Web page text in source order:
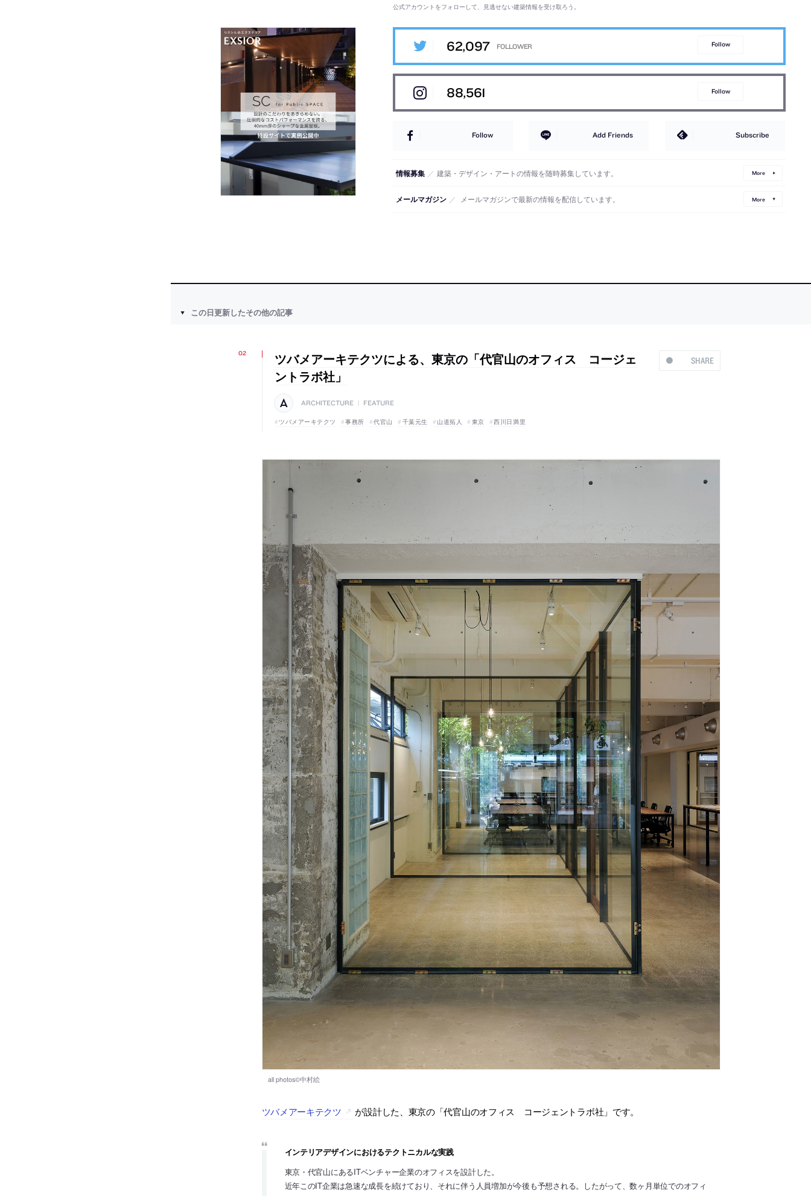
公式アカウントをフォローして、見逃せない建築情報を受け取ろう。
62,097 Follow
88,561 Follow
Follow Add Friends Subscribe
情報募集 ／ 建築・デザイン・アートの情報を随時募集しています。 More
メールマガジン ／ メールマガジンで最新の情報を配信しています。 More
この日更新したその他の記事
SHARE
ツバメアーキテクツによる、東京の「代官山のオフィス コージェ
ントラボ社」
ARCHITECTURE FEATURE
ツバメアーキテクツ 事務所 代官山 千葉元生 山道拓人 東京 西川日満里
ツバメアーキテクツ が設計した、東京の「代官山のオフィス コージェントラボ社」です。
インテリアデザインにおけるテクトニカルな実践
東京・代官山にあるITベンチャー企業のオフィスを設計した。
近年このIT企業は急速な成長を続けており、それに伴う人員増加が今後も予想される。したがって、数ヶ月単位でのオフィ